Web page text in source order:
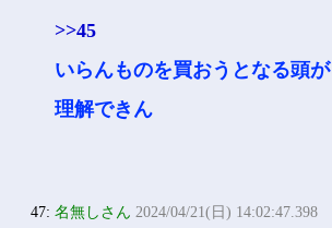
>>45
いらんものを買おうとなる頭が
理解できん
47:名無しさん 2024/04/21(日) 14:02:47.398